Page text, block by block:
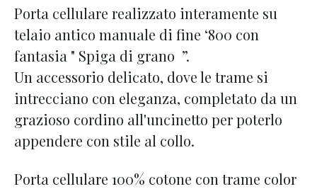
Porta cellulare realizzato interamente su
telaio antico manuale di fine ‘800 con
fantasia " Spiga di grano ”.
Un accessorio delicato, dove le trame si
intrecciano con eleganza, completato da un
grazioso cordino all'uncinetto per poterlo
appendere con stile al collo.
Porta cellulare 100% cotone con trame color